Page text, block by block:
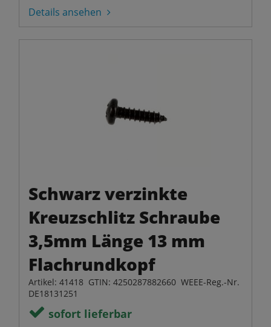
Details ansehen
Schwarz verzinkte
Kreuzschlitz Schraube
3,5mm Länge 13 mm
Flachrundkopf
Artikel: 41418 GTIN: 4250287882660 WEEE-Reg.-Nr.
DE18131251
sofort lieferbar